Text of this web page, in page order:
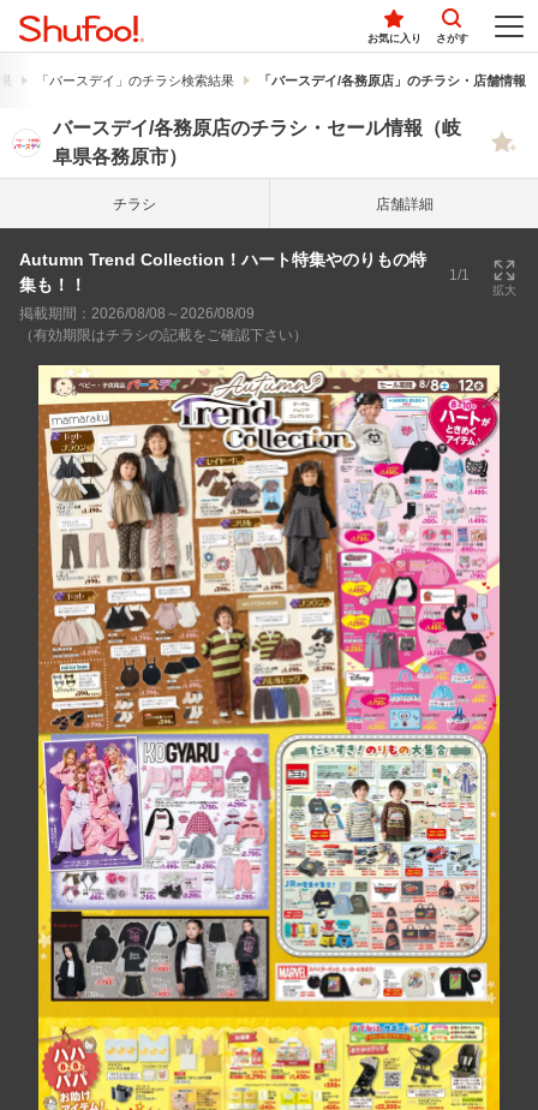
お気に入り さがす
「バースデイ」のチラシ検索結果 「バースデイ/各務原店」のチラシ・店舗情報
バースデイ/各務原店のチラシ・セール情報（岐
阜県各務原市）
チラシ 店舗詳細
Autumn Trend Collection！ハート特集やのりもの特
集も！！
1/1
拡大
掲載期間：2026/08/08～2026/08/09
（有効期限はチラシの記載をご確認下さい）